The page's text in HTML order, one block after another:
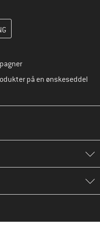
i næste trin din
på en ønskeseddel